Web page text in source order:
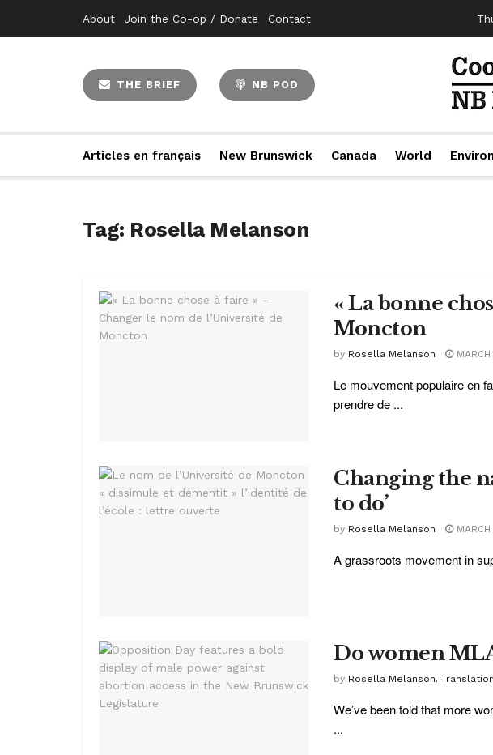
About Join the Co-op / Donate Contact
THE BRIEF NB POD
Articles en français New Brunswick Canada World
Tag: Rosella Melanson
« La bonne
Moncton
by Rosella Melanson MARCH
Le mouvement populaire en
prendre de ...
Changing the
to do’
by Rosella Melanson
A grassroots movement in
Do women
by Rosella Melanson.
We’ve been told that more
...